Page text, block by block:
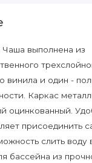
выполнена из
винила и один -
Каркас
оцинкованный.
присоединить
слить воду
бассейна из